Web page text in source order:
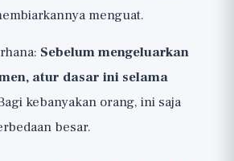
menguat.
Sebelum mengeluarkan
atur dasar ini selama
kebanyakan orang, ini saja
besar.